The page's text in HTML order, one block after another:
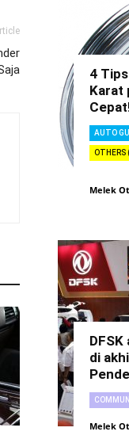
4
Karat
AUTO
OTHERS
Melek
di
Melek